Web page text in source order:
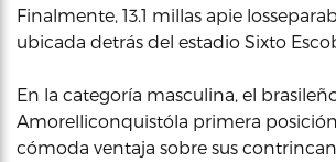
Finalmente, 13.1 millas apie
ubicada detrás del estadio Sixto
En la categoría masculina, el
Amorelliconquistóla primera
cómoda ventaja sobre sus